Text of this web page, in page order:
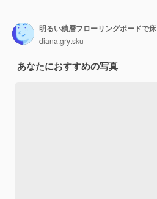
明るい積層フローリングボードで
diana.grytsku
あなたにおすすめの写真